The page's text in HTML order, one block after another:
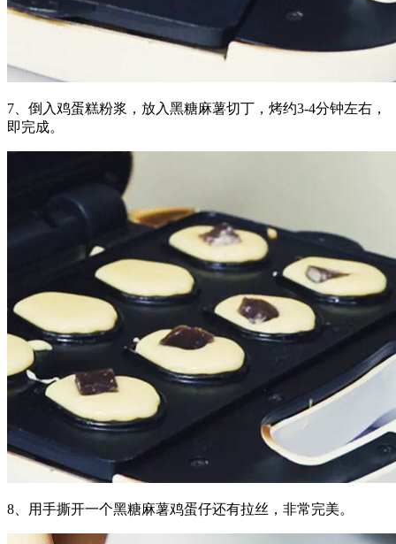
7、倒入鸡蛋糕粉浆，放入黑糖麻薯切丁，烤约3-4分钟左右，
即完成。
8、用手撕开一个黑糖麻薯鸡蛋仔还有拉丝，非常完美。